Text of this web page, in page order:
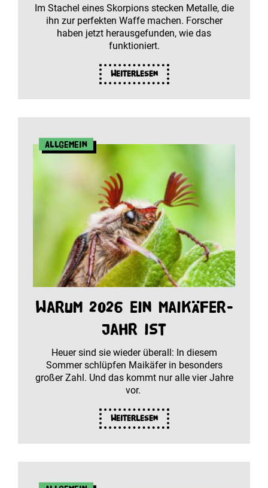
Im Stachel eines Skorpions stecken Metalle, die
ihn zur perfekten Waffe machen. Forscher
haben jetzt herausgefunden, wie das
funktioniert.
Weiterlesen
Allgemein
Warum 2026 ein Maikäfer-
Jahr ist
Heuer sind sie wieder überall: In diesem
Sommer schlüpfen Maikäfer in besonders
großer Zahl. Und das kommt nur alle vier Jahre
vor.
Weiterlesen